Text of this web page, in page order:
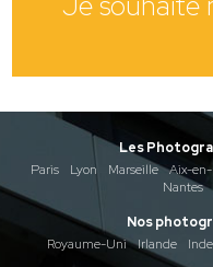
Les
Paris
Lyon Marseille Aix-
Nantes
Nos
Royaume-Uni
Irlande Inde